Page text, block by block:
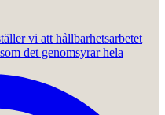
vi att hållbarhetsarbetet
det genomsyrar hela